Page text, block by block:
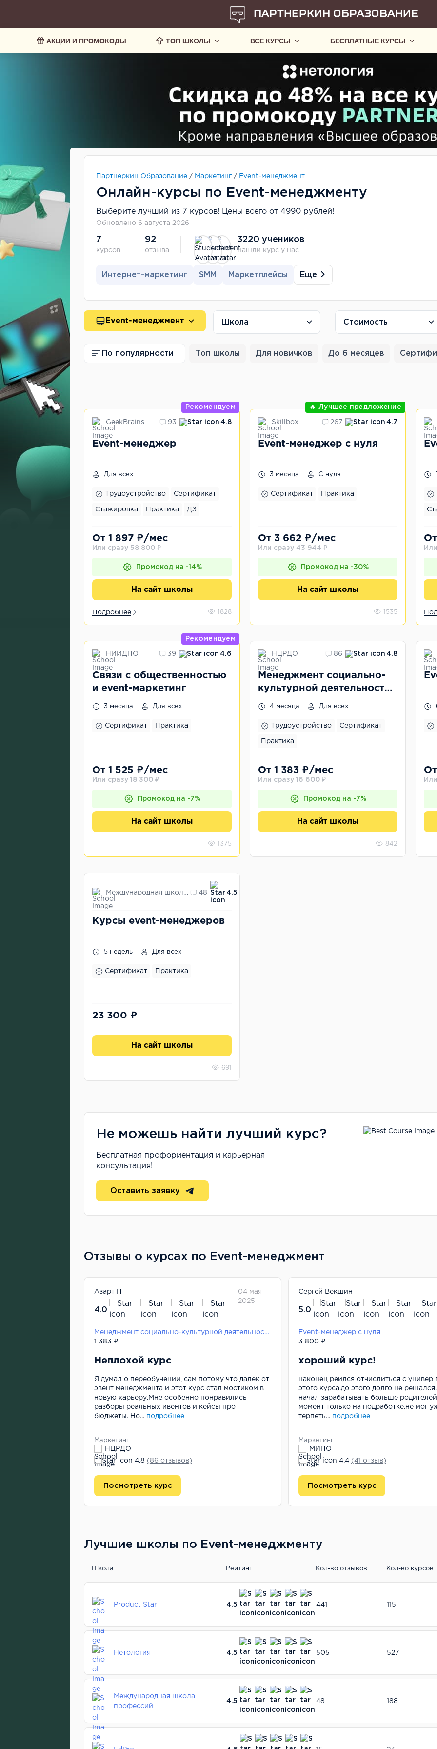
ПАРТНЕРКИН ОБРАЗОВАНИЕ
АКЦИИ И ПРОМОКОДЫ ТОП ШКОЛЫ ВСЕ КУРСЫ БЕСПЛАТНЫЕ КУРСЫ
Партнеркин Образование / Маркетинг/ Event-менеджмент
Онлайн-курсы по Event-менеджменту
Выберите лучший из 7 курсов! Цены всего от 4990 рублей!
Обновлено 6 августа 2026
7
курсов
92
отзыва
3220 учеников
нашли курс у нас
Интернет-маркетинг SMM Маркетплейсы Еще
Event-менеджмент Школа Стоимость
По популярности Топ школы Для новичков До 6 месяцев
Рекомендуем
GeekBrains 93 4.8
Event-менеджер
Для всех
Трудоустройство Сертификат
Стажировка Практика ДЗ
От 1 897 ₽/мес
Или сразу 58 800 ₽
Промокод на -14%
На сайт школы
Подробнее 1828
🔥 Лучшее предложение
Skillbox 267 4.7
Event-менеджер с нуля
3 месяца С нуля
Сертификат Практика
От 3 662 ₽/мес
Или сразу 43 944 ₽
Промокод на -30%
На сайт школы
1535
Рекомендуем
НИИДПО 39 4.6
Связи с общественностью
и event-маркетинг
3 месяца Для всех
Сертификат Практика
От 1 525 ₽/мес
Или сразу 18 300 ₽
Промокод на -7%
На сайт школы
1375
НЦРДО 86 4.8
Менеджмент социально-
культурной деятельности
4 месяца Для всех
Трудоустройство Сертификат
Практика
От 1 383 ₽/мес
Или сразу 16 600 ₽
Промокод на -7%
На сайт школы
842
Международная школа профессий 48 4.5
Курсы event-менеджеров
5 недель Для всех
Сертификат Практика
23 300 ₽
На сайт школы
691
Не можешь найти лучший курс?
Бесплатная профориентация и карьерная
консультация!
Оставить заявку
Отзывы о курсах по Event-менеджмент
Азарт П
4.0
04 мая
2025
Менеджмент социально-культурной деятельности (Еvent-менеджмент)
1 383 ₽
Неплохой курс
Я думал о переобучении, сам потому что далек от
эвент менеджмента и этот курс стал мостиком в
новую карьеру.Мне особенно понравились
разборы реальных ивентов и кейсы про
бюджеты. Но... подробнее
Маркетинг
НЦРДО
4.8 (86 отзывов)
Посмотреть курс
Сергей Векшин
5.0
Event-менеджер с нуля
3 800 ₽
хороший курс!
наконец реился отчислиться с универ
этого курса.до этого долго не
начал зарабатывать больше
момент только на подработке.не мог
терпеть... подробнее
Маркетинг
МИПО
4.4 (41 отзыв)
Посмотреть курс
Лучшие школы по Event-менеджменту
Школа Рейтинг Кол-во отзывов Кол-во курсов
Product Star 4.5 441 115
Нетология 4.5 505 527
Международная школа
профессий
4.5 48 188